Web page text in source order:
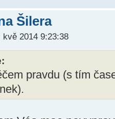
Šilera
2014 9:23:38
pravdu (s tím